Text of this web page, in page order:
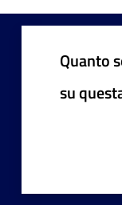
Quanto
su